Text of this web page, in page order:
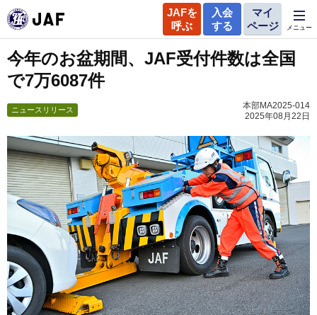
JAFを
呼ぶ
入会
する
マイ
ページ
メニュー
今年のお盆期間、JAF受付件数は全国
で7万6087件
ニュースリリース
本部MA2025-014
2025年08月22日